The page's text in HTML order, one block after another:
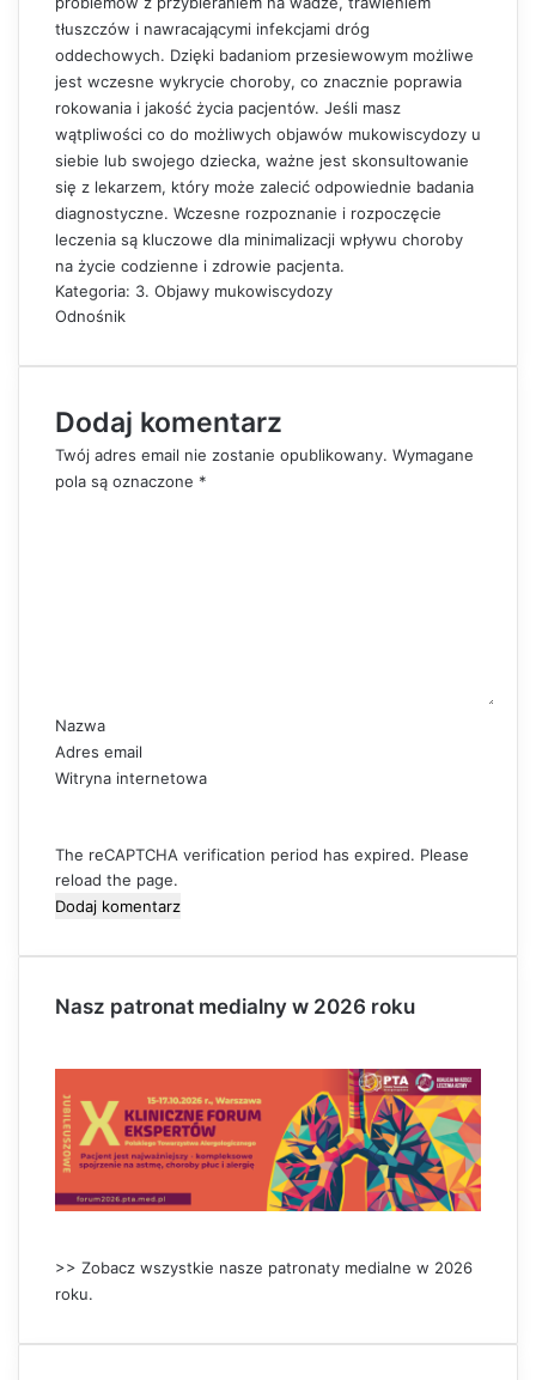
tłuszczów i nawracającymi infekcjami dróg
oddechowych. Dzięki badaniom przesiewowym możliwe
jest wczesne wykrycie choroby, co znacznie poprawia
rokowania i jakość życia pacjentów. Jeśli masz
wątpliwości co do możliwych objawów mukowiscydozy u
siebie lub swojego dziecka, ważne jest skonsultowanie
się z lekarzem, który może zalecić odpowiednie badania
diagnostyczne. Wczesne rozpoznanie i rozpoczęcie
leczenia są kluczowe dla minimalizacji wpływu choroby
na życie codzienne i zdrowie pacjenta.
Kategoria: 3. Objawy mukowiscydozy
Odnośnik
Dodaj komentarz
Twój adres email nie zostanie opublikowany. Wymagane
pola są oznaczone *
z
*
Nazwa
Adres email
Witryna internetowa
The reCAPTCHA verification period has expired. Please
reload the page.
Nasz patronat medialny w 2026 roku
>> Zobacz wszystkie nasze patronaty medialne w 2026
roku.